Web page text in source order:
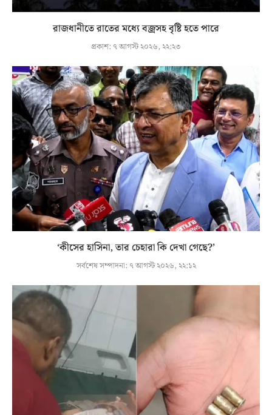
রাজধানীতে রাতের মধ্যে বজ্রসহ বৃষ্টি হতে পারে
প্রকাশ: ৭ আগস্ট ২০২৬, ২২:২৩
‘কীসের হাসিনা, তার চেহারা কি দেখা গেছে?’
সর্বশেষ সম্পাদনা: ৭ আগস্ট ২০২৬, ২২:১২